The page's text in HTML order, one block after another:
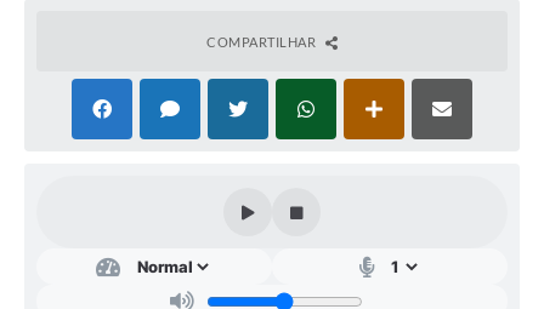
Telefones Úteis
COMPARTILHAR